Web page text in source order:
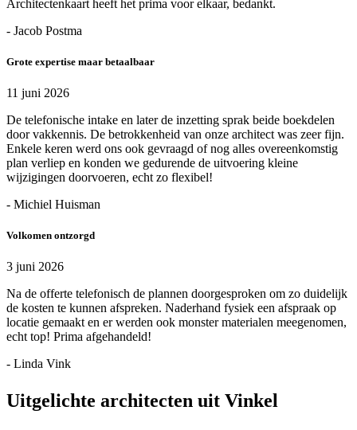
Architectenkaart heeft het prima voor elkaar, bedankt.
- Jacob Postma
Grote expertise maar betaalbaar
11 juni 2026
De telefonische intake en later de inzetting sprak beide boekdelen
door vakkennis. De betrokkenheid van onze architect was zeer fijn.
Enkele keren werd ons ook gevraagd of nog alles overeenkomstig
plan verliep en konden we gedurende de uitvoering kleine
wijzigingen doorvoeren, echt zo flexibel!
- Michiel Huisman
Volkomen ontzorgd
3 juni 2026
Na de offerte telefonisch de plannen doorgesproken om zo duidelijk
de kosten te kunnen afspreken. Naderhand fysiek een afspraak op
locatie gemaakt en er werden ook monster materialen meegenomen,
echt top! Prima afgehandeld!
- Linda Vink
Uitgelichte architecten uit Vinkel